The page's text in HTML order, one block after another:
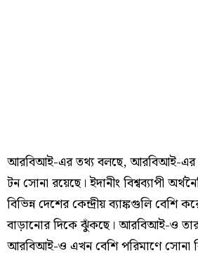
আরবিআই-এর তথ্য বলছে, আরবিআই-এর
টন সোনা রয়েছে। ইদানীং বিশ্বব্যাপী
বিভিন্ন দেশের কেন্দ্রীয় ব্যাঙ্কগুলি বেশি
বাড়ানোর দিকে ঝুঁকছে। আরবিআই-ও তার
আরবিআই-ও এখন বেশি পরিমাণে সোনা